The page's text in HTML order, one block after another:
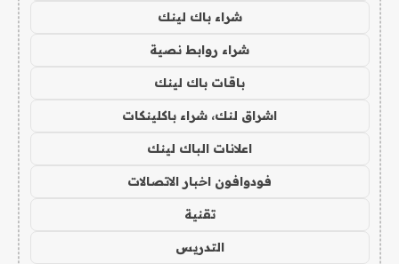
شراء باك لينك
شراء روابط نصية
باقات باك لينك
اشراق لنك، شراء باكلينكات
اعلانات الباك لينك
فودوافون اخبار الاتصالات
تقنية
التدريس